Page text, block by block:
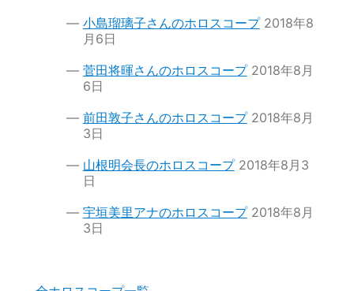
小島瑠璃子さんのホロスコープ 2018年8
月6日
菅田将暉さんのホロスコープ 2018年8月
6日
前田敦子さんのホロスコープ 2018年8月
3日
山根明会長のホロスコープ 2018年8月3
日
宇垣美里アナのホロスコープ 2018年8月
3日